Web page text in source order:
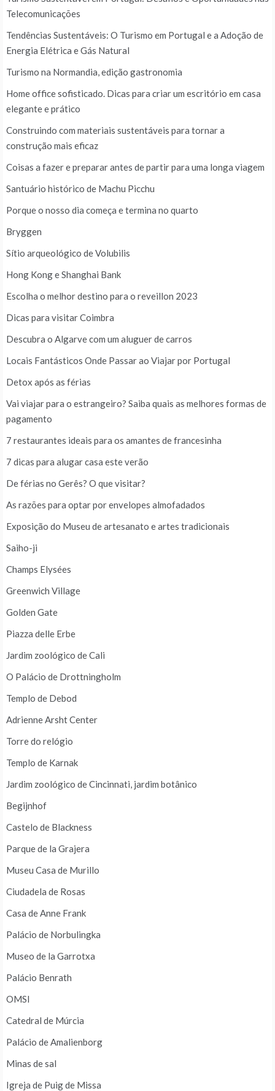
Telecomunicações
Tendências Sustentáveis: O Turismo em Portugal e a Adoção de
Energia Elétrica e Gás Natural
Turismo na Normandia, edição gastronomia
Home office sofisticado. Dicas para criar um escritório em casa
elegante e prático
Construindo com materiais sustentáveis para tornar a
construção mais eficaz
Coisas a fazer e preparar antes de partir para uma longa viagem
Santuário histórico de Machu Picchu
Porque o nosso dia começa e termina no quarto
Bryggen
Sítio arqueológico de Volubilis
Hong Kong e Shanghai Bank
Escolha o melhor destino para o reveillon 2023
Dicas para visitar Coimbra
Descubra o Algarve com um aluguer de carros
Locais Fantásticos Onde Passar ao Viajar por Portugal
Detox após as férias
Vai viajar para o estrangeiro? Saiba quais as melhores formas de
pagamento
7 restaurantes ideais para os amantes de francesinha
7 dicas para alugar casa este verão
De férias no Gerês? O que visitar?
As razões para optar por envelopes almofadados
Exposição do Museu de artesanato e artes tradicionais
Saiho-ji
Champs Elysées
Greenwich Village
Golden Gate
Piazza delle Erbe
Jardim zoológico de Cali
O Palácio de Drottningholm
Templo de Debod
Adrienne Arsht Center
Torre do relógio
Templo de Karnak
Jardim zoológico de Cincinnati, jardim botânico
Begijnhof
Castelo de Blackness
Parque de la Grajera
Museu Casa de Murillo
Ciudadela de Rosas
Casa de Anne Frank
Palácio de Norbulingka
Museo de la Garrotxa
Palácio Benrath
OMSI
Catedral de Múrcia
Palácio de Amalienborg
Minas de sal
Igreja de Puig de Missa